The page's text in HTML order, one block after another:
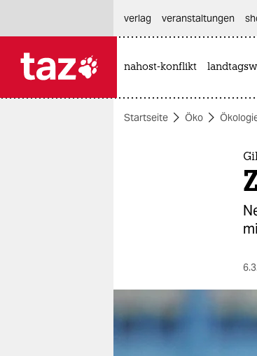
themen
berlin
nord
verlag
veranstaltungen
nahost-konflikt
Startseite Öko